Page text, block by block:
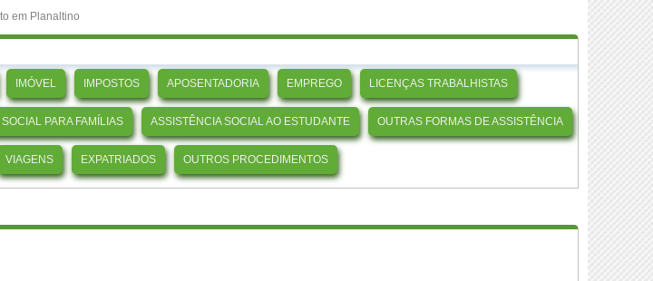
em Planaltino
IMÓVEL IMPOSTOS APOSENTADORIA EMPREGO LICENÇAS TRABALHISTAS
PARA FAMÍLIAS ASSISTÊNCIA SOCIAL AO ESTUDANTE OUTRAS FORMAS DE ASSISTÊNCIA
VIAGENS EXPATRIADOS OUTROS PROCEDIMENTOS